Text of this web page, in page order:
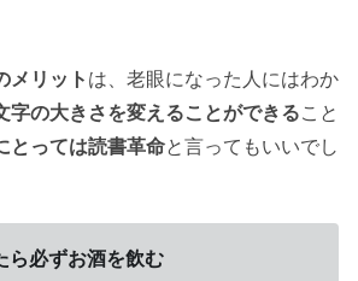
メリット は、老眼になった人にはわか
字の大きさを変えることができること
とっては読書革命と言ってもいいでし
ら必ずお酒を飲む